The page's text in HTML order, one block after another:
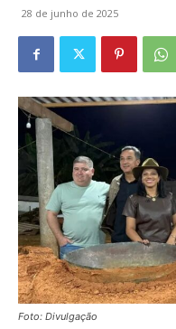
28 de junho de 2025
Foto: Divulgação